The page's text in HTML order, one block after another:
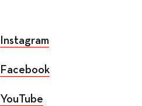
Instagram
Facebook
YouTube